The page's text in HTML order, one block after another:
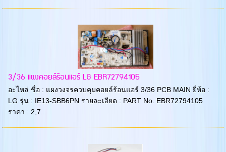
3/36 แผงคอยล์ร้อนแอร์ LG EBR72794105
อะไหล่ ชื่อ : แผงวงจรควบคุมคอยล์ร้อนแอร์ 3/36 PCB MAIN ยี่ห้อ :
LG รุ่น : IE13-SBB6PN รายละเอียด : PART No. EBR72794105
ราคา : 2,7...